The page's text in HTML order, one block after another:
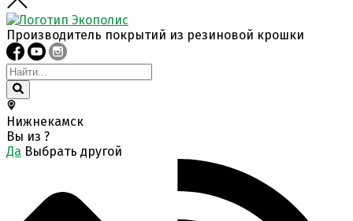
Производитель покрытий из резиновой крошки
Нижнекамск
Вы из ?
Да Выбрать другой